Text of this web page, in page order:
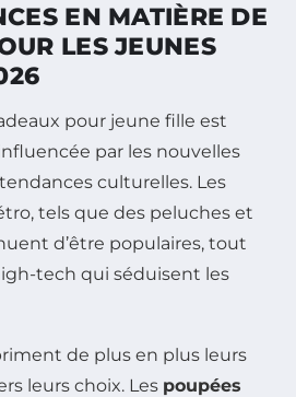
EN MATIÈRE DE
LES JEUNES
pour jeune fille est
par les nouvelles
culturelles. Les
tels que des peluches et
d’être populaires, tout
tech qui séduisent les
de plus en plus leurs
leurs choix. Les poupées